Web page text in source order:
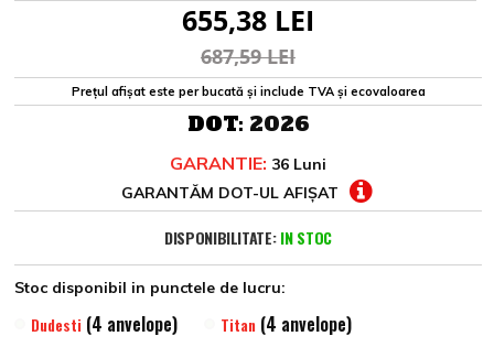
655,38 LEI
687,59 LEI
Prețul afișat este per bucată și include TVA și ecovaloarea
DOT: 2026
GARANTIE: 36 Luni
GARANTĂM DOT-UL AFIȘAT
DISPONIBILITATE: IN STOC
Stoc disponibil in punctele de lucru:
Dudesti (4 anvelope) Titan (4 anvelope)